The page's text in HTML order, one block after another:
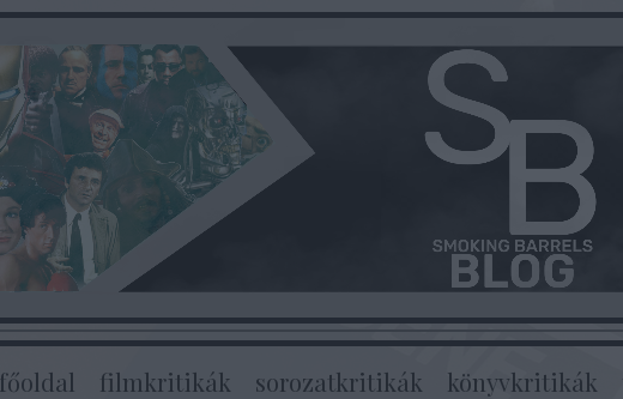
főoldal filmkritikák sorozatkritikák könyvkritikák